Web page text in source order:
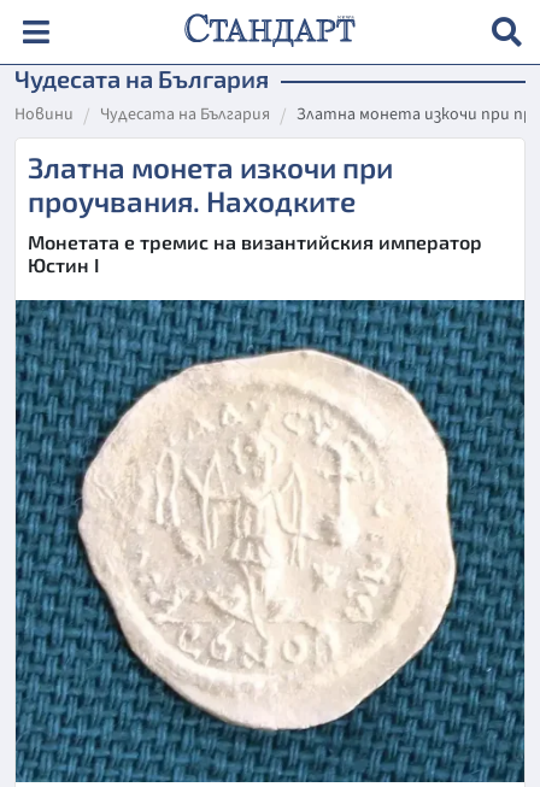
Чудесата на България
Новини Чудесата на България Златна монета изкочи при
Златна монета изкочи при
проучвания. Находките
Монетата е тремис на византийския император
Юстин I